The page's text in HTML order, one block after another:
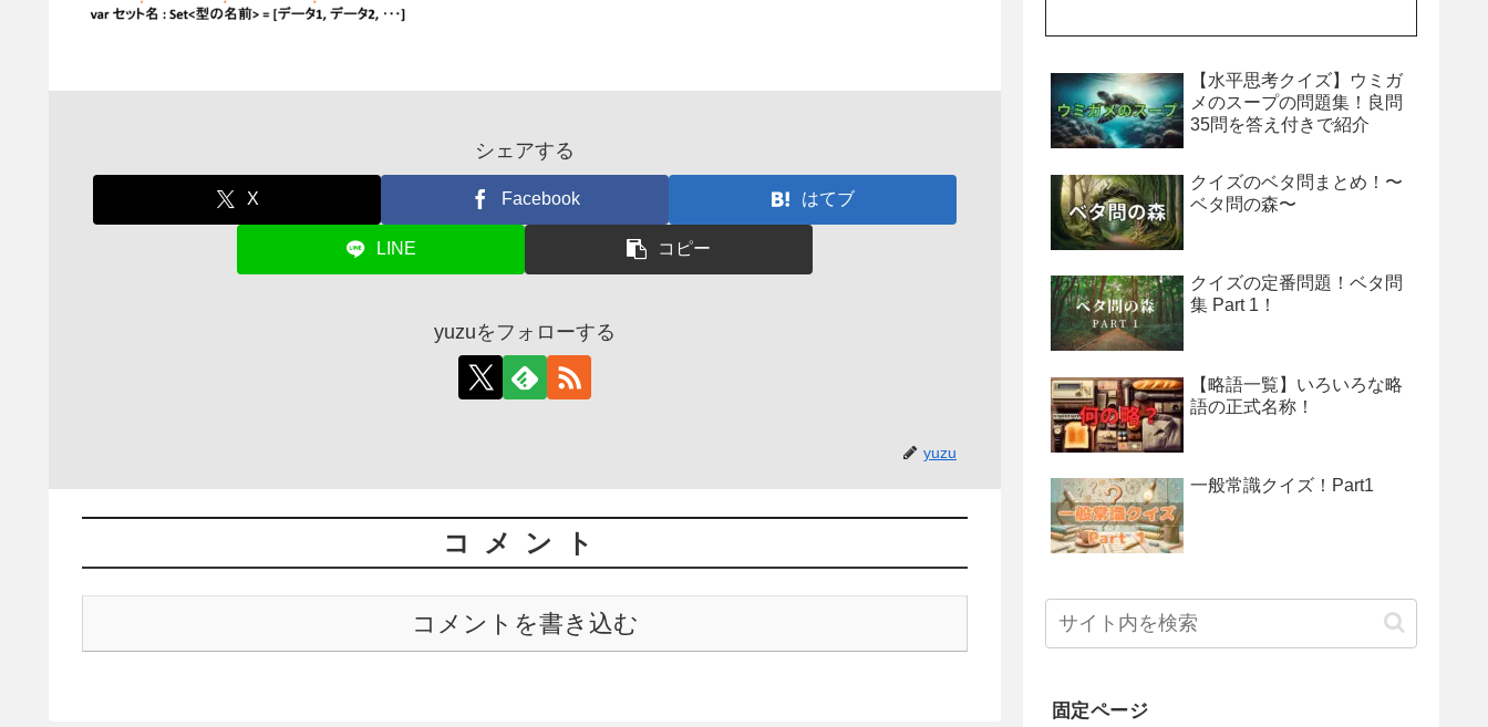
シェアする
X Facebook はてブ
LINE コピー
yuzuをフォローする
yuzu
コメント
コメントを書き込む
【水平思考クイズ】ウミガ
メのスープの問題集！良問
35問を答え付きで紹介
クイズのベタ問まとめ！〜
ベタ問の森〜
クイズの定番問題！ベタ問
集 Part 1！
【略語一覧】いろいろな略
語の正式名称！
一般常識クイズ！Part1
固定ページ